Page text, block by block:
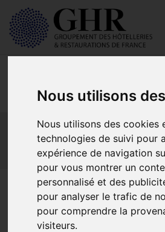
Nous utilisons
Nous utilisons des cookies
technologies de suivi pour
expérience de navigation
pour vous montrer un
personnalisé et des
pour analyser le trafic de
pour comprendre la
visiteurs.
Europe &
Actualités
Plateformes en ligne
Economie collaborative
Mon Parc Num
Informatique
Retrouvez Thomas
mercredi 5